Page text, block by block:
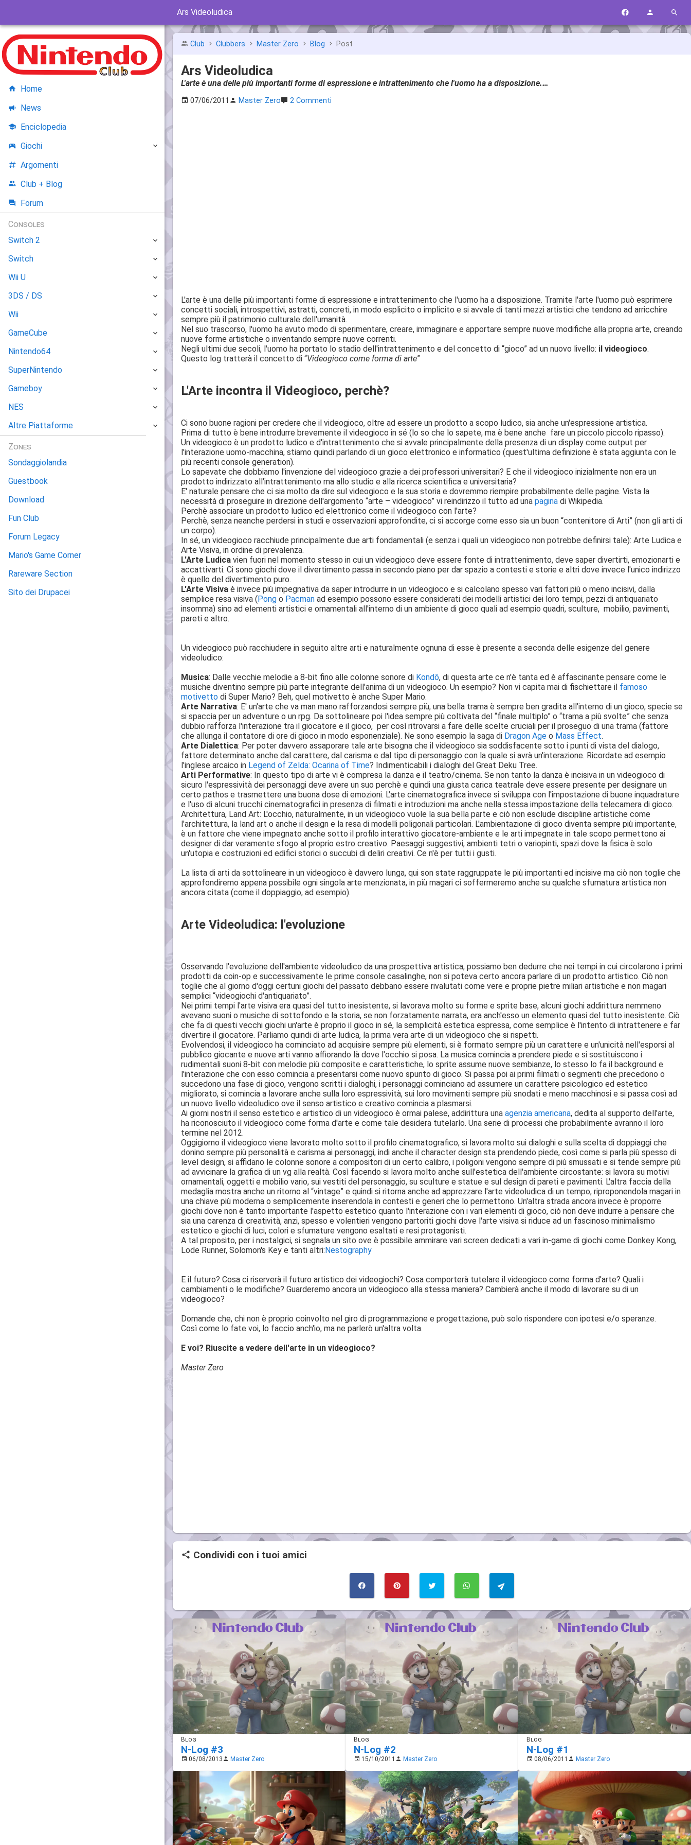
Ars Videoludica
Club Clubbers Master Zero Blog Post
Ars Videoludica
L'arte è una delle più importanti forme di espressione e intrattenimento che l'uomo ha a disposizione.…
07/06/2011 Master Zero 2 Commenti
L'arte è una delle più importanti forme di espressione e intrattenimento che l'uomo ha a disposizione. Tramite l'arte l'uomo può esprimere
concetti sociali, introspettivi, astratti, concreti, in modo esplicito o implicito e si avvale di tanti mezzi artistici che tendono ad arricchire
sempre più il patrimonio culturale dell'umanità.
Nel suo trascorso, l'uomo ha avuto modo di sperimentare, creare, immaginare e apportare sempre nuove modifiche alla propria arte, creando
nuove forme artistiche o inventando sempre nuove correnti.
Negli ultimi due secoli, l'uomo ha portato lo stadio dell'intrattenimento e del concetto di “gioco” ad un nuovo livello: il videogioco.
Questo log tratterà il concetto di “Videogioco come forma di arte”
L'Arte incontra il Videogioco, perchè?
Ci sono buone ragioni per credere che il videogioco, oltre ad essere un prodotto a scopo ludico, sia anche un'espressione artistica.
Prima di tutto è bene introdurre brevemente il videogioco in sé (lo so che lo sapete, ma è bene anche fare un piccolo piccolo ripasso).
Un videogioco è un prodotto ludico e d'intrattenimento che si avvale principalmente della presenza di un display come output per
l'interazione uomo-macchina, stiamo quindi parlando di un gioco elettronico e informatico (quest'ultima definizione è stata aggiunta con le
più recenti console generation).
Lo sapevate che dobbiamo l'invenzione del videogioco grazie a dei professori universitari? E che il videogioco inizialmente non era un
prodotto indirizzato all'intrattenimento ma allo studio e alla ricerca scientifica e universitaria?
E' naturale pensare che ci sia molto da dire sul videogioco e la sua storia e dovremmo riempire probabilmente delle pagine. Vista la
necessità di proseguire in direzione dell'argomento “arte – videogioco” vi reindirizzo il tutto ad una pagina di Wikipedia.
Perchè associare un prodotto ludico ed elettronico come il videogioco con l'arte?
Perchè, senza neanche perdersi in studi e osservazioni approfondite, ci si accorge come esso sia un buon “contenitore di Arti” (non gli arti di
un corpo).
In sé, un videogioco racchiude principalmente due arti fondamentali (e senza i quali un videogioco non potrebbe definirsi tale): Arte Ludica e
Arte Visiva, in ordine di prevalenza.
L'Arte Ludica vien fuori nel momento stesso in cui un videogioco deve essere fonte di intrattenimento, deve saper divertirti, emozionarti e
accattivarti. Ci sono giochi dove il divertimento passa in secondo piano per dar spazio a contesti e storie e altri dove invece l'unico indirizzo
è quello del divertimento puro.
L'Arte Visiva è invece più impegnativa da saper introdurre in un videogioco e si calcolano spesso vari fattori più o meno incisivi, dalla
semplice resa visiva (Pong o Pacman ad esempio possono essere considerati dei modelli artistici dei loro tempi, pezzi di antiquariato
insomma) sino ad elementi artistici e ornamentali all'interno di un ambiente di gioco quali ad esempio quadri, sculture, mobilio, pavimenti,
pareti e altro.
Un videogioco può racchiudere in seguito altre arti e naturalmente ognuna di esse è presente a seconda delle esigenze del genere
videoludico:
Musica: Dalle vecchie melodie a 8-bit fino alle colonne sonore di Kondō, di questa arte ce n'è tanta ed è affascinante pensare come le
musiche diventino sempre più parte integrante dell'anima di un videogioco. Un esempio? Non vi capita mai di fischiettare il famoso
motivetto di Super Mario? Beh, quel motivetto è anche Super Mario.
Arte Narrativa: E' un'arte che va man mano rafforzandosi sempre più, una bella trama è sempre ben gradita all'interno di un gioco, specie se
si spaccia per un adventure o un rpg. Da sottolineare poi l'idea sempre più coltivata del “finale multiplo” o “trama a più svolte” che senza
dubbio rafforza l'interazione tra il giocatore e il gioco, per così ritrovarsi a fare delle scelte cruciali per il proseguo di una trama (fattore
che allunga il contatore di ore di gioco in modo esponenziale). Ne sono esempio la saga di Dragon Age o Mass Effect.
Arte Dialettica: Per poter davvero assaporare tale arte bisogna che il videogioco sia soddisfacente sotto i punti di vista del dialogo,
fattore determinato anche dal carattere, dal carisma e dal tipo di personaggio con la quale si avrà un'interazione. Ricordate ad esempio
l'inglese arcaico in Legend of Zelda: Ocarina of Time? Indimenticabili i dialoghi del Great Deku Tree.
Arti Performative: In questo tipo di arte vi è compresa la danza e il teatro/cinema. Se non tanto la danza è incisiva in un videogioco di
sicuro l'espressività dei personaggi deve avere un suo perchè e quindi una giusta carica teatrale deve essere presente per designare un
certo pathos e trasmettere una buona dose di emozioni. L'arte cinematografica invece si sviluppa con l'impostazione di buone inquadrature
e l'uso di alcuni trucchi cinematografici in presenza di filmati e introduzioni ma anche nella stessa impostazione della telecamera di gioco.
Architettura, Land Art: L'occhio, naturalmente, in un videogioco vuole la sua bella parte e ciò non esclude discipline artistiche come
l'architettura, la land art o anche il design e la resa di modelli poligonali particolari. L'ambientazione di gioco diventa sempre più importante,
è un fattore che viene impegnato anche sotto il profilo interattivo giocatore-ambiente e le arti impegnate in tale scopo permettono ai
designer di dar veramente sfogo al proprio estro creativo. Paesaggi suggestivi, ambienti tetri o variopinti, spazi dove la fisica è solo
un'utopia e costruzioni ed edifici storici o succubi di deliri creativi. Ce n'è per tutti i gusti.
La lista di arti da sottolineare in un videogioco è davvero lunga, qui son state raggruppate le più importanti ed incisive ma ciò non toglie che
approfondiremo appena possibile ogni singola arte menzionata, in più magari ci soffermeremo anche su qualche sfumatura artistica non
ancora citata (come il doppiaggio, ad esempio).
Arte Videoludica: l'evoluzione
Osservando l'evoluzione dell'ambiente videoludico da una prospettiva artistica, possiamo ben dedurre che nei tempi in cui circolarono i primi
prodotti da coin-op e successivamente le prime console casalinghe, non si poteva certo ancora parlare di un prodotto artistico. Ciò non
toglie che al giorno d'oggi certuni giochi del passato debbano essere rivalutati come vere e proprie pietre miliari artistiche e non magari
semplici “videogiochi d'antiquariato”.
Nei primi tempi l'arte visiva era quasi del tutto inesistente, si lavorava molto su forme e sprite base, alcuni giochi addirittura nemmeno
avevano suoni o musiche di sottofondo e la storia, se non forzatamente narrata, era anch'esso un elemento quasi del tutto inesistente. Ciò
che fa di questi vecchi giochi un'arte è proprio il gioco in sé, la semplicità estetica espressa, come semplice è l'intento di intrattenere e far
divertire il giocatore. Parliamo quindi di arte ludica, la prima vera arte di un videogioco che si rispetti.
Evolvendosi, il videogioco ha cominciato ad acquisire sempre più elementi, si è formato sempre più un carattere e un'unicità nell'esporsi al
pubblico giocante e nuove arti vanno affiorando là dove l'occhio si posa. La musica comincia a prendere piede e si sostituiscono i
rudimentali suoni 8-bit con melodie più composite e caratteristiche, lo sprite assume nuove sembianze, lo stesso lo fa il background e
l'interazione che con esso comincia a presentarsi come nuovo spunto di gioco. Si passa poi ai primi filmati o segmenti che precedono o
succedono una fase di gioco, vengono scritti i dialoghi, i personaggi cominciano ad assumere un carattere psicologico ed estetico
migliorato, si comincia a lavorare anche sulla loro espressività, sui loro movimenti sempre più snodati e meno macchinosi e si passa così ad
un nuovo livello videoludico ove il senso artistico e creativo comincia a plasmarsi.
Ai giorni nostri il senso estetico e artistico di un videogioco è ormai palese, addirittura una agenzia americana, dedita al supporto dell'arte,
ha riconosciuto il videogioco come forma d'arte e come tale desidera tutelarlo. Una serie di processi che probabilmente avranno il loro
termine nel 2012.
Oggigiorno il videogioco viene lavorato molto sotto il profilo cinematografico, si lavora molto sui dialoghi e sulla scelta di doppiaggi che
donino sempre più personalità e carisma ai personaggi, indi anche il character design sta prendendo piede, così come si parla più spesso di
level design, si affidano le colonne sonore a compositori di un certo calibro, i poligoni vengono sempre di più smussati e si tende sempre più
ad avvicinare la grafica di un vg alla realtà. Così facendo si lavora molto anche sull'estetica dell'ambiente circostante: si lavora su motivi
ornamentali, oggetti e mobilio vario, sui vestiti del personaggio, su sculture e statue e sul design di pareti e pavimenti. L'altra faccia della
medaglia mostra anche un ritorno al “vintage” e quindi si ritorna anche ad apprezzare l'arte videoludica di un tempo, riproponendola magari in
una chiave più moderna o semplicemente inserendola in contesti e generi che lo permettono. Un'altra strada ancora invece è proporre
giochi dove non è tanto importante l'aspetto estetico quanto l'interazione con i vari elementi di gioco, ciò non deve indurre a pensare che
sia una carenza di creatività, anzi, spesso e volentieri vengono partoriti giochi dove l'arte visiva si riduce ad un fascinoso minimalismo
estetico e giochi di luci, colori e sfumature vengono esaltati e resi protagonisti.
A tal proposito, per i nostalgici, si segnala un sito ove è possibile ammirare vari screen dedicati a vari in-game di giochi come Donkey Kong,
Lode Runner, Solomon's Key e tanti altri:Nestography
E il futuro? Cosa ci riserverà il futuro artistico dei videogiochi? Cosa comporterà tutelare il videogioco come forma d'arte? Quali i
cambiamenti o le modifiche? Guarderemo ancora un videogioco alla stessa maniera? Cambierà anche il modo di lavorare su di un
videogioco?
Domande che, chi non è proprio coinvolto nel giro di programmazione e progettazione, può solo rispondere con ipotesi e/o speranze.
Così come lo fate voi, lo faccio anch'io, ma ne parlerò un'altra volta.
E voi? Riuscite a vedere dell'arte in un videogioco?
Master Zero
Condividi con i tuoi amici
Blog
N-Log #3
06/08/2013 Master Zero
Blog
N-Log #2
15/10/2011 Master Zero
Blog
N-Log #1
08/06/2011 Master Zero
Home
News
Enciclopedia
Giochi
Argomenti
Club + Blog
Forum
Consoles
Switch 2
Switch
Wii U
3DS / DS
Wii
GameCube
Nintendo64
SuperNintendo
Gameboy
NES
Altre Piattaforme
Zones
Sondaggiolandia
Guestbook
Download
Fun Club
Forum Legacy
Mario's Game Corner
Rareware Section
Sito dei Drupacei